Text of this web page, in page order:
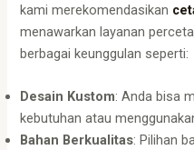
kami merekomendasikan
menawarkan layanan
berbagai keunggulan seperti:
Desain Kustom: Anda bisa
kebutuhan atau
Bahan Berkualitas: Pilihan